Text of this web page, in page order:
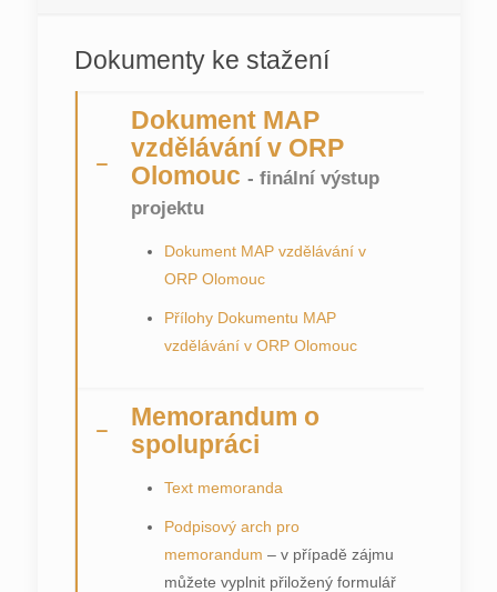
Dokumenty ke stažení
Dokument MAP
vzdělávání v ORP
Olomouc - finální výstup
projektu
Dokument MAP vzdělávání v
ORP Olomouc
Přílohy Dokumentu MAP
vzdělávání v ORP Olomouc
Memorandum o
spolupráci
Text memoranda
Podpisový arch pro
memorandum – v případě zájmu
můžete vyplnit přiložený formulář